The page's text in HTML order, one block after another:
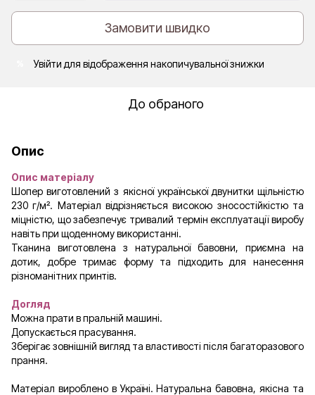
Замовити швидко
Увійти для відображення накопичувальної знижки
До обраного
Опис
Опис матеріалу
Шопер виготовлений з якісної української двунитки щільністю
230 г/м². Матеріал відрізняється високою зносостійкістю та
міцністю, що забезпечує тривалий термін експлуатації виробу
навіть при щоденному використанні.
Тканина виготовлена з натуральної бавовни, приємна на
дотик, добре тримає форму та підходить для нанесення
різноманітних принтів.
Догляд
Можна прати в пральній машині.
Допускається прасування.
Зберігає зовнішній вигляд та властивості після багаторазового
прання.
Матеріал вироблено в Україні. Натуральна бавовна, якісна та